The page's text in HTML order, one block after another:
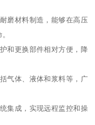
磨材料制造，能够在高压
和更换部件相对方便，降
气体、液体和浆料等，广
集成，实现远程监控和操